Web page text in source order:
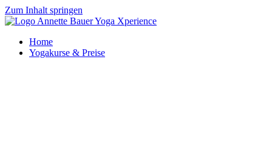
Zum Inhalt springen
Home
Yogakurse & Preise